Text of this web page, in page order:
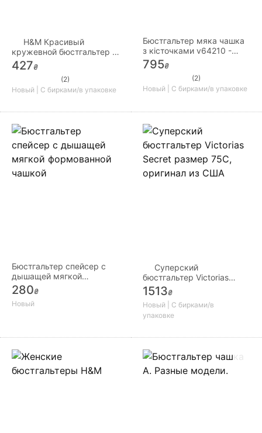
H&M Красивый
кружевной бюстгальтер с
пуш-апом размер 80С
427₴
(2)
Новый | С бирками/в упаковке
Бюстгальтер мяка чашка
з кісточками v64210 -
v64211 snejana тм v. o. v. a
795₴
(2)
Новый | С бирками/в упаковке
Бюстгальтер спейсер с
дышащей мягкой
формованной чашкой
280₴
Новый
Суперский
бюстгальтер Victorias
Secret размер 75С,
оригинал из США
1513₴
Новый | С бирками/в
упаковке